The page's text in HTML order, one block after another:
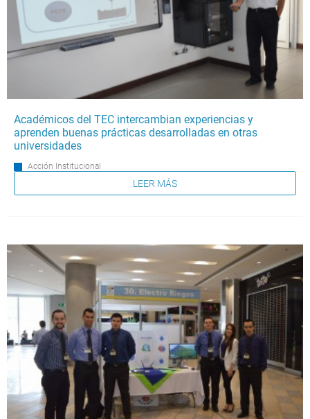
Académicos del TEC intercambian experiencias y
aprenden buenas prácticas desarrolladas en otras
universidades
Acción Institucional
LEER MÁS